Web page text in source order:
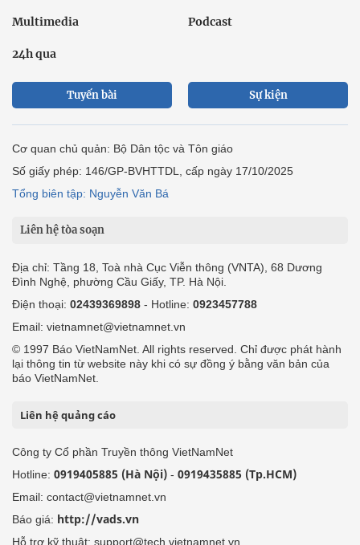
Multimedia Podcast
24h qua
Tuyến bài Sự kiện
Cơ quan chủ quản: Bộ Dân tộc và Tôn giáo
Số giấy phép: 146/GP-BVHTTDL, cấp ngày 17/10/2025
Tổng biên tập: Nguyễn Văn Bá
Liên hệ tòa soạn
Địa chỉ: Tầng 18, Toà nhà Cục Viễn thông (VNTA), 68 Dương
Đình Nghệ, phường Cầu Giấy, TP. Hà Nội.
Điện thoại: 02439369898 - Hotline: 0923457788
Email: vietnamnet@vietnamnet.vn
© 1997 Báo VietNamNet. All rights reserved. Chỉ được phát hành
lại thông tin từ website này khi có sự đồng ý bằng văn bản của
báo VietNamNet.
Liên hệ quảng cáo
Công ty Cổ phần Truyền thông VietNamNet
Hotline: 0919405885 (Hà Nội) - 0919435885 (Tp.HCM)
Email: contact@vietnamnet.vn
Báo giá: http://vads.vn
Hỗ trợ kỹ thuật: support@tech.vietnamnet.vn